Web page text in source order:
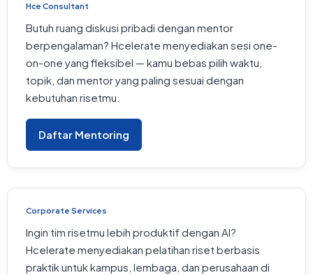
Hce Consultant
Butuh ruang diskusi pribadi dengan mentor
berpengalaman? Hcelerate menyediakan sesi one-
on-one yang fleksibel — kamu bebas pilih waktu,
topik, dan mentor yang paling sesuai dengan
kebutuhan risetmu.
Daftar Mentoring
Corporate Services
Ingin tim risetmu lebih produktif dengan AI?
Hcelerate menyediakan pelatihan riset berbasis
praktik untuk kampus, lembaga, dan perusahaan di